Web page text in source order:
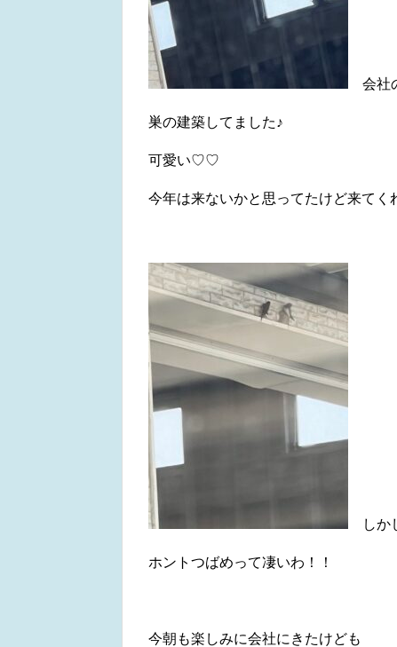
会社
巣の建築してました♪
可愛い♡♡
今年は来ないかと思ってたけど来てく
しか
ホントつばめって凄いわ！！
今朝も楽しみに会社にきたけども